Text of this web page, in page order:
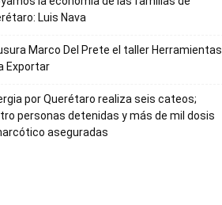
Luis Nava
Marco Del Prete el taller Herramientas
Exportar
por Querétaro realiza seis cateos;
personas detenidas y más de mil dosis
aseguradas